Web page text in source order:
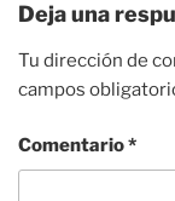
Deja una
Tu dirección de
campos
Comentario*